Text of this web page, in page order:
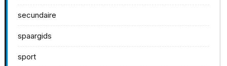
secundaire
spaargids
sport